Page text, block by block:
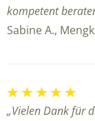
kompetent
Sabine A.,
„Vielen Dank für